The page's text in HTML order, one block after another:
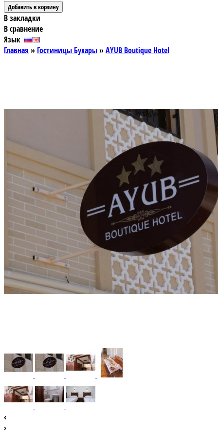
В закладки
В сравнение
Язык
Главная » Гостиницы Бухары»AYUB Boutique Hotel
‹
›